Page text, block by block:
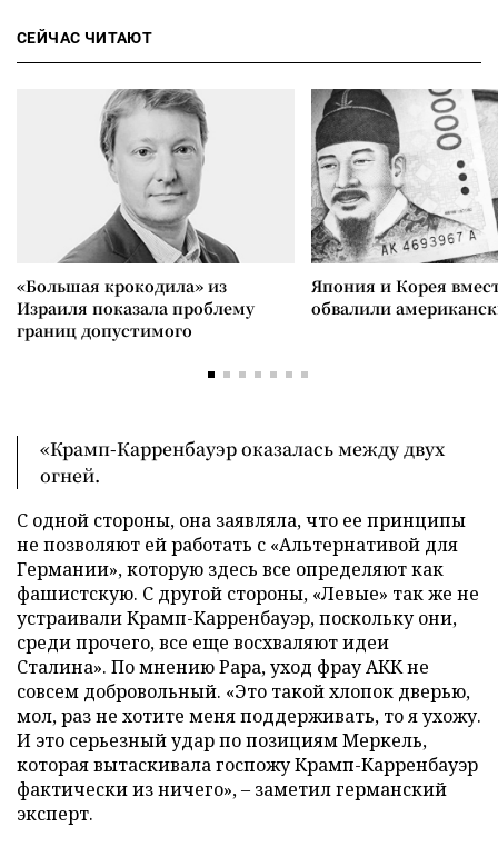
СЕЙЧАС ЧИТАЮТ
«Большая крокодила» из
Израиля показала проблему
границ допустимого
Япония и Корея
обвалили
«Крамп-Карренбауэр оказалась между двух
огней.
С одной стороны, она заявляла, что ее принципы
не позволяют ей работать с «Альтернативой для
Германии», которую здесь все определяют как
фашистскую. С другой стороны, «Левые» так же не
устраивали Крамп-Карренбауэр, поскольку они,
среди прочего, все еще восхваляют идеи
Сталина». По мнению Рара, уход фрау АКК не
совсем добровольный. «Это такой хлопок дверью,
мол, раз не хотите меня поддерживать, то я ухожу.
И это серьезный удар по позициям Меркель,
которая вытаскивала госпожу Крамп-Карренбауэр
фактически из ничего», – заметил германский
эксперт.